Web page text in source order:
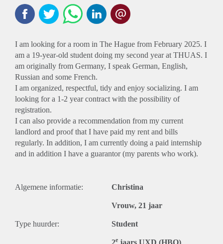
I am looking for a room in The Hague from February 2025. I
am a 19-year-old student doing my second year at THUAS. I
am originally from Germany, I speak German, English,
Russian and some French.
I am organized, respectful, tidy and enjoy socializing. I am
looking for a 1-2 year contract with the possibility of
registration.
I can also provide a recommendation from my current
landlord and proof that I have paid my rent and bills
regularly. In addition, I am currently doing a paid internship
and in addition I have a guarantor (my parents who work).
Algemene informatie: Christina
Vrouw, 21 jaar
Type huurder: Student
2e jaars UXD (HBO)